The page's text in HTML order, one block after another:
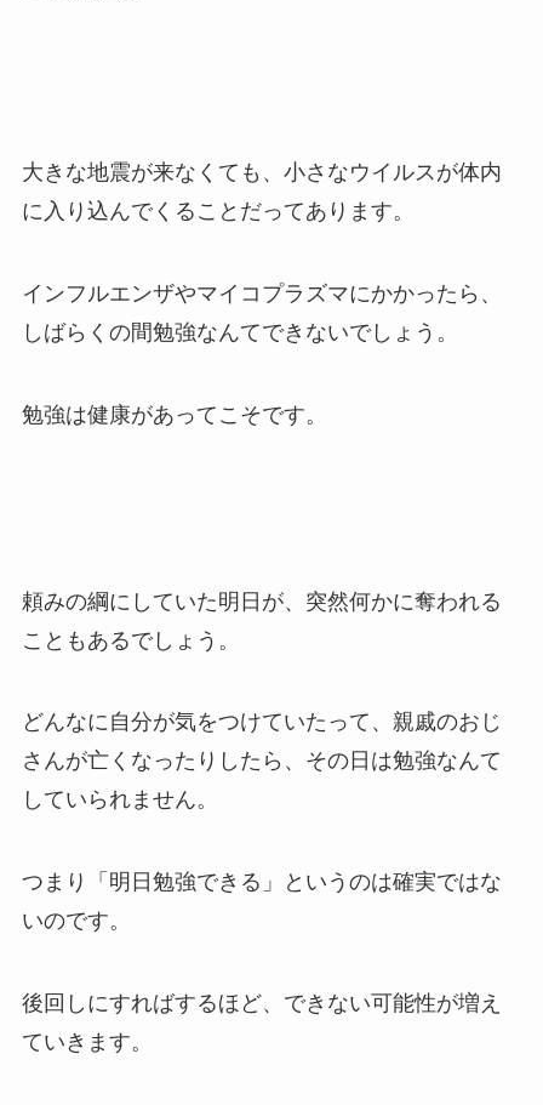
大きな地震が来なくても、小さなウイルスが体内
に入り込んでくることだってあります。
インフルエンザやマイコプラズマにかかったら、
しばらくの間勉強なんてできないでしょう。
勉強は健康があってこそです。
頼みの綱にしていた明日が、突然何かに奪われる
こともあるでしょう。
どんなに自分が気をつけていたって、親戚のおじ
さんが亡くなったりしたら、その日は勉強なんて
していられません。
つまり「明日勉強できる」というのは確実ではな
いのです。
後回しにすればするほど、できない可能性が増え
ていきます。